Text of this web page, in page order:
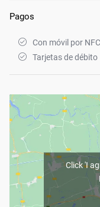
Pagos
Con móvil por NFC
Tarjetas de débito
Click 'I